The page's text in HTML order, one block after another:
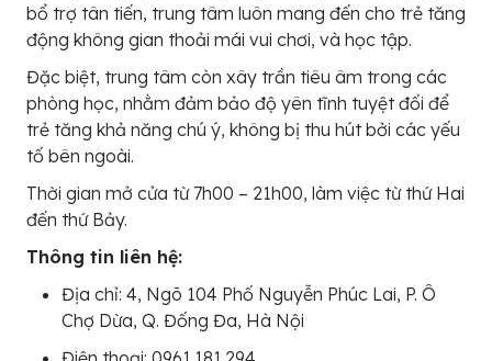
bổ trợ tân tiến, trung tâm luôn mang đến cho trẻ tăng
động không gian thoải mái vui chơi, và học tập.
Đặc biệt, trung tâm còn xây trần tiêu âm trong các
phòng học, nhằm đảm bảo độ yên tĩnh tuyệt đối để
trẻ tăng khả năng chú ý, không bị thu hút bởi các yếu
tố bên ngoài.
Thời gian mở cửa từ 7h00 – 21h00, làm việc từ thứ Hai
đến thứ Bảy.
Thông tin liên hệ:
Địa chỉ: 4, Ngõ 104 Phố Nguyễn Phúc Lai, P. Ô
Chợ Dừa, Q. Đống Đa, Hà Nội